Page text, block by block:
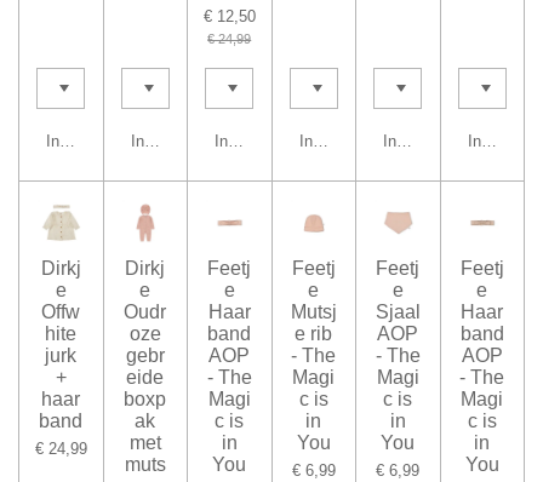
In winkelwagenIn winkelwagen
€ 12,50
€ 24,99
In winkelwagenIn winkelwagenIn winkelwagen
In
Dirkj
e
Offw
hite
jurk
+
haar
band
€ 24,99
Dirkj
e
Oudr
oze
gebr
eide
boxp
ak
met
muts
Feetj
e
Haar
band
AOP
- The
Magi
c is
in
You
Feetj
e
Mutsj
e rib
- The
Magi
c is
in
You
€ 6,99
Feetj
e
Sjaal
AOP
- The
Magi
c is
in
You
€ 6,99
Feetj
e
Haar
band
AOP
- The
Magi
c is
in
You